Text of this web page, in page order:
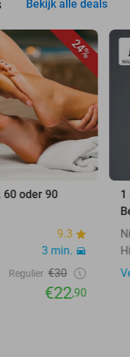
Bekijk alle deals
24%
60 oder 90
9.3
3 min.
Regulier €30
€22,90
1